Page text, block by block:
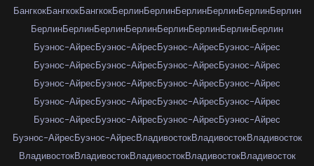
БангкокБангкокБангкокБерлинБерлинБерлинБерлинБерлинБерлин
БерлинБерлинБерлинБерлинБерлинБерлинБерлинБерлин
Буэнос-АйресБуэнос-АйресБуэнос-АйресБуэнос-Айрес
Буэнос-АйресБуэнос-АйресБуэнос-АйресБуэнос-Айрес
Буэнос-АйресБуэнос-АйресБуэнос-АйресБуэнос-Айрес
Буэнос-АйресБуэнос-АйресБуэнос-АйресБуэнос-Айрес
Буэнос-АйресБуэнос-АйресБуэнос-АйресБуэнос-Айрес
Буэнос-АйресБуэнос-АйресВладивостокВладивостокВладивосток
ВладивостокВладивостокВладивостокВладивостокВладивосток